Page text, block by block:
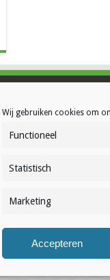
Wij gebruiken cookies om
Functioneel
Statistisch
Marketing
Accepteren